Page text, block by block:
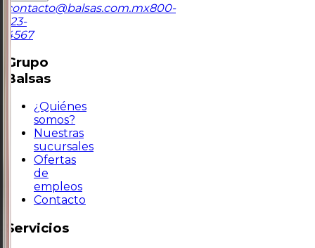
contacto@balsas.com.mx800-
123-
4567
Grupo
Balsas
¿Quiénes
somos?
Nuestras
sucursales
Ofertas
de
empleos
Contacto
Servicios